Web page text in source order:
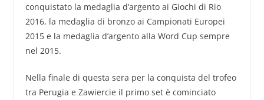
conquistato la medaglia d’argento ai Giochi di Rio
2016, la medaglia di bronzo ai Campionati Europei
2015 e la medaglia d’argento alla Word Cup sempre
nel 2015.
Nella finale di questa sera per la conquista del trofeo
tra Perugia e Zawiercie il primo set è cominciato